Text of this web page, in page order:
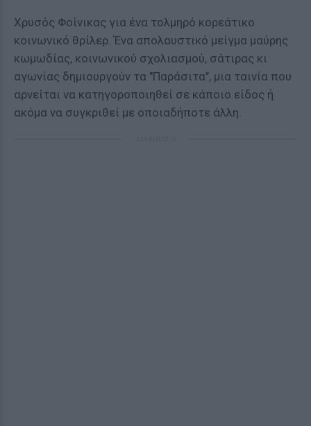
Χρυσός Φοίνικας για ένα τολμηρό κορεάτικο
κοινωνικό θρίλερ. Ένα απολαυστικό μείγμα μαύρης
κωμωδίας, κοινωνικού σχολιασμού, σάτιρας κι
αγωνίας δημιουργούν τα "Παράσιτα", μια ταινία που
αρνείται να κατηγοροποιηθεί σε κάποιο είδος ή
ακόμα να συγκριθεί με οποιαδήποτε άλλη.